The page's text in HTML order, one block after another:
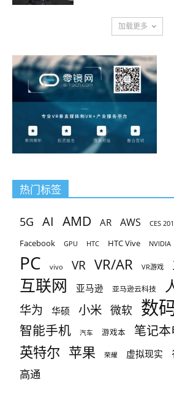
加载更多
热门标签
5G AI AMD AR AWS CES
Facebook GPU HTC HTC Vive NVIDIA
PC vivo VR VR/AR VR游戏
互联网 亚马逊 亚马逊云科技
华为 华硕 小米 微软 数
智能手机 汽车 游戏本 笔记
英特尔 苹果 荣耀 虚拟现实
高通